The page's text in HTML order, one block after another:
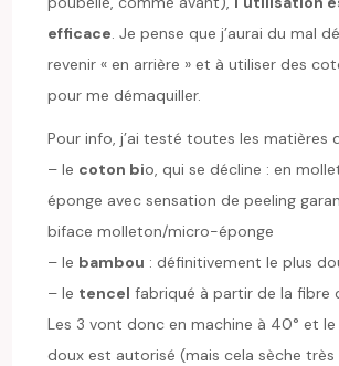
efficace. Je pense que j’aurai du mal
revenir « en arrière » et à utiliser des
pour me démaquiller.
Pour info, j’ai testé toutes les matières
– le coton bio, qui se décline : en
éponge avec sensation de peeling
biface molleton/micro-éponge
– le bambou : définitivement le plus
– le tencel fabriqué à partir de la fibre
Les 3 vont donc en machine à 40° et
doux est autorisé (mais cela sèche très